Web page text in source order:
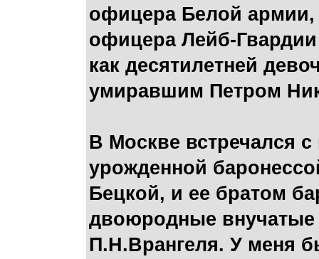
офицера Белой армии,
офицера Лейб-
как десятилетней
умиравшим Петром
В Москве встречался
урожденной
Бецкой, и ее братом
двоюродные внучатые
П.Н.Врангеля. У меня